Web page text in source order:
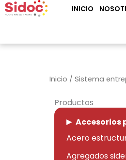
INICIO
Inicio / Sistema
Productos
Accesorios
Acero
Agregados